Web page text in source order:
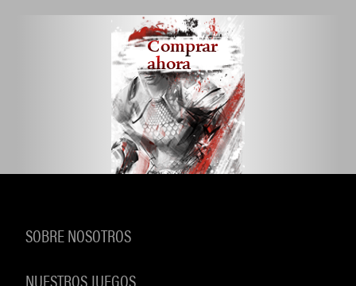
Comprar
ahora
SOBRE NOSOTROS
NUESTROS JUEGOS